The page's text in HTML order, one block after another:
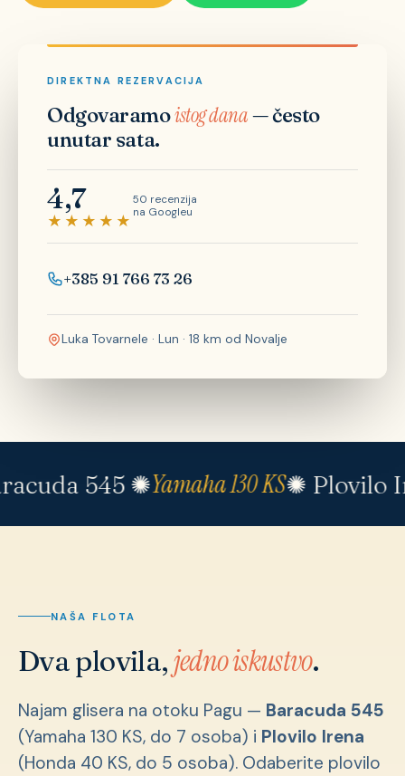
DIREKTNA REZERVACIJA
Odgovaramoistog dana— često
unutar sata.
4,7
★★★★★
50 recenzija
na Googleu
+385 91 766 73 26
Luka Tovarnele · Lun · 18 km od Novalje
545 ✺Yamaha 130 KS✺ Plovilo
NAŠA FLOTA
Dva plovila,jedno iskustvo.
Najam glisera na otoku Pagu — Baracuda 545
(Yamaha 130 KS, do 7 osoba) i Plovilo Irena
(Honda 40 KS, do 5 osoba). Odaberite plovilo